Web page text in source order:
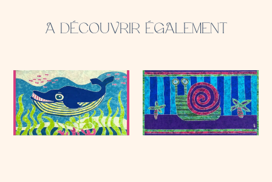
A DÉCOUVRIR ÉGALEMENT